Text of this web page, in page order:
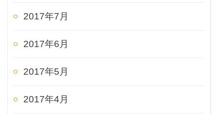
2017年7月
2017年6月
2017年5月
2017年4月